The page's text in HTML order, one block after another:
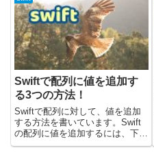
removeAllまた、元の配列の内容
を変えずに、必要のない要素だけ
除きたい場...
Swiftで配列に値を追加す
る3つの方法！
Swiftで配列に対して、値を追加
する方法を書いています。Swift
の配列に値を追加するには、下記
の3つの方法があります。・配列